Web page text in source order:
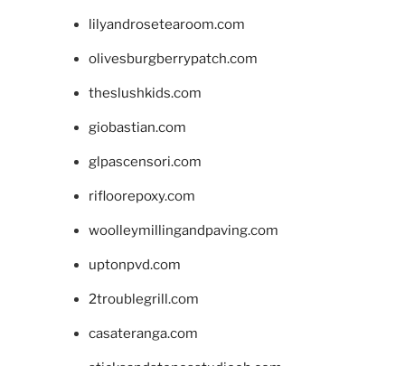
lilyandrosetearoom.com
olivesburgberrypatch.com
theslushkids.com
giobastian.com
glpascensori.com
rifloorepoxy.com
woolleymillingandpaving.com
uptonpvd.com
2troublegrill.com
casateranga.com